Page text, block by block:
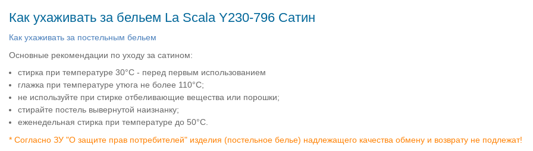
Как ухаживать за бельем La Scala Y230-796 Сатин
Как ухаживать за постельным бельем
Основные рекомендации по уходу за сатином:
стирка при температуре 30°C - перед первым использованием
глажка при температуре утюга не более 110°C;
не используйте при стирке отбеливающие вещества или порошки;
стирайте постель вывернутой наизнанку;
еженедельная стирка при температуре до 50°C.
* Согласно ЗУ "О защите прав потребителей" изделия (постельное белье) надлежащего качества обмену и возврату не подлежат!